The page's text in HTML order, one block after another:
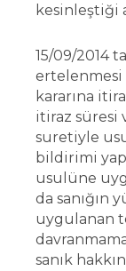
kesinleştiği
15/09/2014
ertelenmesi
kararına
itiraz süresi
suretiyle
bildirimi
usulüne
da sanığın
uygulanan
sanık